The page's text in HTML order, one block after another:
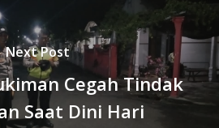
Next Post
Cegah Tindak
Saat Dini Hari